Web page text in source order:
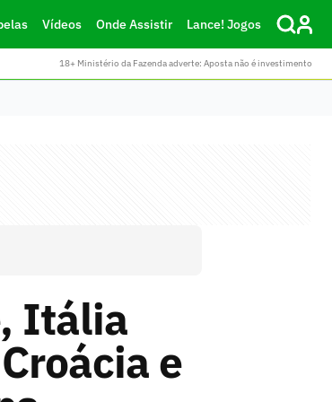
Vídeos Onde Assistir Lance! Jogos
18+ Ministério da Fazenda adverte: Aposta não é investimento
Itália
e